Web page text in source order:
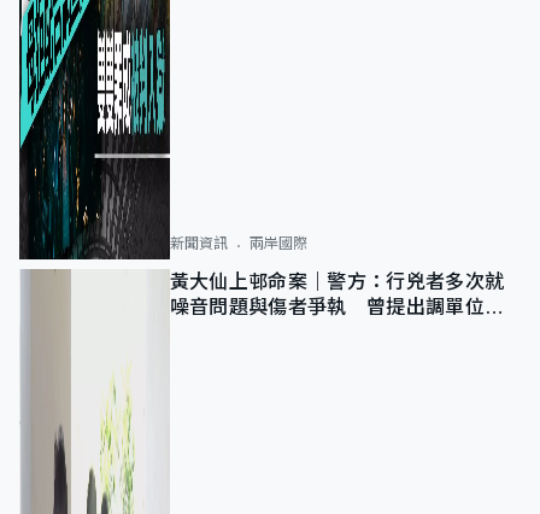
新聞資訊 兩岸國際
黃大仙上邨命案｜警方：行兇者多次就
噪音問題與傷者爭執 曾提出調單位已